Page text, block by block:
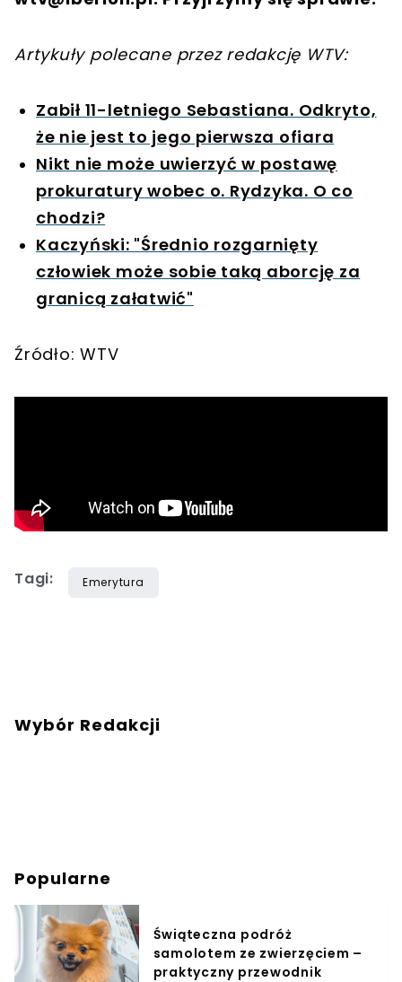
Artykuły polecane przez redakcję WTV:
Zabił 11-letniego Sebastiana. Odkryto,
że nie jest to jego pierwsza ofiara
Nikt nie może uwierzyć w postawę
prokuratury wobec o. Rydzyka. O co
chodzi?
Kaczyński: "Średnio rozgarnięty
człowiek może sobie taką aborcję za
granicą załatwić"
Źródło: WTV
Tagi: Emerytura
Wybór Redakcji
Popularne
Świąteczna podróż
samolotem ze zwierzęciem –
praktyczny przewodnik